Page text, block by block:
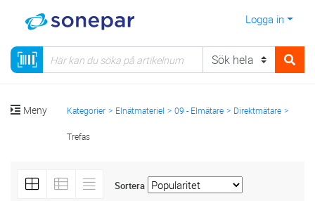
Logga in
Meny Kategorier Elnätmateriel 09 - Elmätare Direktmätare
Trefas
Sortera